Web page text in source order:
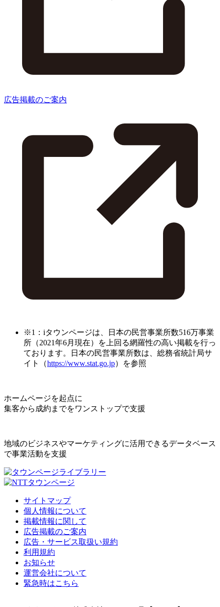
広告掲載のご案内
※1：iタウンページは、日本の民営事業所数516万事業
所（2021年6月現在）を上回る網羅性の高い掲載を行っ
ております。日本の民営事業所数は、総務省統計局サ
イト（https://www.stat.go.jp）を参照
ホームページを起点に
集客から成約までをワンストップで支援
地域のビジネスやマーケティングに活用できるデータベース
で事業活動を支援
サイトマップ
個人情報について
掲載情報に関して
広告掲載のご案内
広告・サービス取扱い規約
利用規約
お知らせ
運営会社について
緊急時はこちら